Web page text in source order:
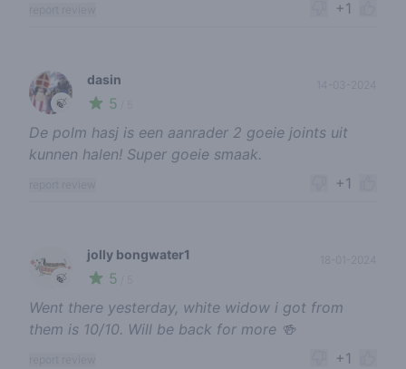
+1
🍃
dasin
5
14-03-2024
De polm hasj is een aanrader 2 goeie joints uit
kunnen halen! Super goeie smaak.
+1
🍃
jolly bongwater1
5
Went there yesterday, white widow i got from
them is 10/10. Will be back for more 🍻
+1